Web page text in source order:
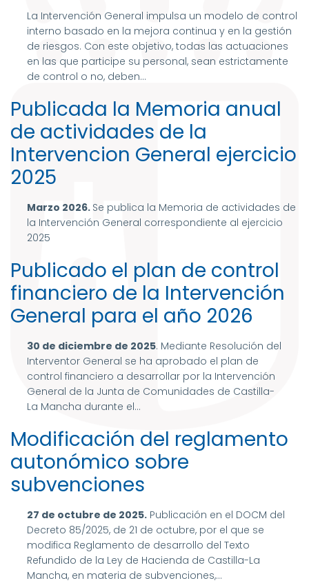
La Intervención General impulsa un modelo de control
interno basado en la mejora continua y en la gestión
de riesgos. Con este objetivo, todas las actuaciones
en las que participe su personal, sean estrictamente
de control o no, deben...
Publicada la Memoria anual
de actividades de la
Intervencion General ejercicio
2025
Marzo 2026. Se publica la Memoria de actividades de
la Intervención General correspondiente al ejercicio
2025
Publicado el plan de control
financiero de la Intervención
General para el año 2026
30 de diciembre de 2025. Mediante Resolución del
Interventor General se ha aprobado el plan de
control financiero a desarrollar por la Intervención
General de la Junta de Comunidades de Castilla-
La Mancha durante el...
Modificación del reglamento
autonómico sobre
subvenciones
27 de octubre de 2025. Publicación en el DOCM del
Decreto 85/2025, de 21 de octubre, por el que se
modifica Reglamento de desarrollo del Texto
Refundido de la Ley de Hacienda de Castilla-La
Mancha, en materia de subvenciones,...